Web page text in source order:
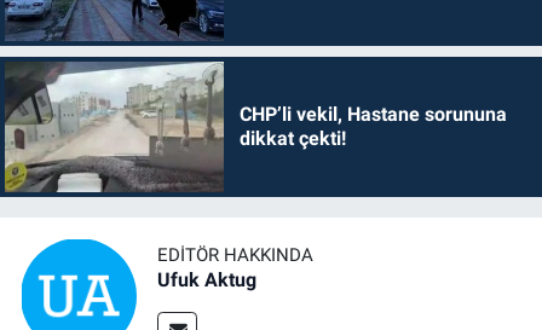
CHP’li vekil, Hastane sorununa
dikkat çekti!
EDITÖR HAKKINDA
Ufuk Aktug